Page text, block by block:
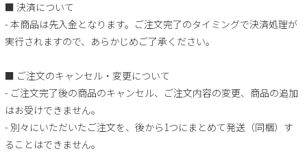
■ 決済について
- 本商品は先入金となります。ご注文完了のタイミングで決済処理が
実行されますので、あらかじめご了承ください。
■ ご注文のキャンセル・変更について
- ご注文完了後の商品のキャンセル、ご注文内容の変更、商品の追加
はお受けできません。
- 別々にいただいたご注文を、後から1つにまとめて発送（同梱）す
ることはできません。